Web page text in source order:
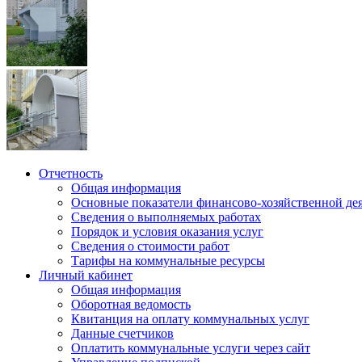
Отчетность
Общая информация
Основные показатели финансово-хозяйственной
Сведения о выполняемых работах
Порядок и условия оказания услуг
Сведения о стоимости работ
Тарифы на коммунальные ресурсы
Личный кабинет
Общая информация
Оборотная ведомость
Квитанция на оплату коммунальных услуг
Данные счетчиков
Оплатить коммунальные услуги через сайт